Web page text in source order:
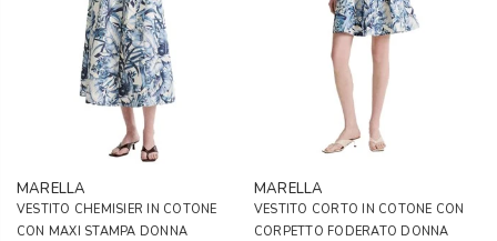
MARELLA
VESTITO CHEMISIER IN COTONE
CON MAXI STAMPA DONNA
MARELLA
VESTITO CORTO IN COTONE CON
CORPETTO FODERATO DONNA